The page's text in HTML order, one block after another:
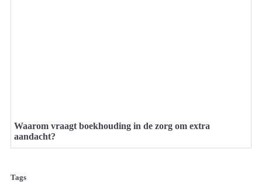
Waarom vraagt boekhouding in de zorg om extra
aandacht?
Tags